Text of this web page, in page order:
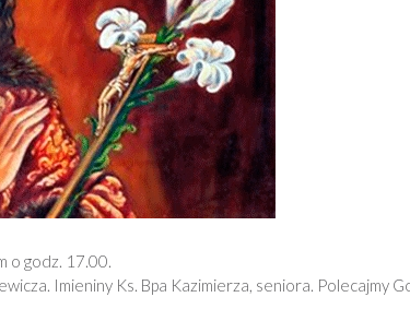
o godz. 17.00.
Imieniny Ks. Bpa Kazimierza, seniora. Polecajmy